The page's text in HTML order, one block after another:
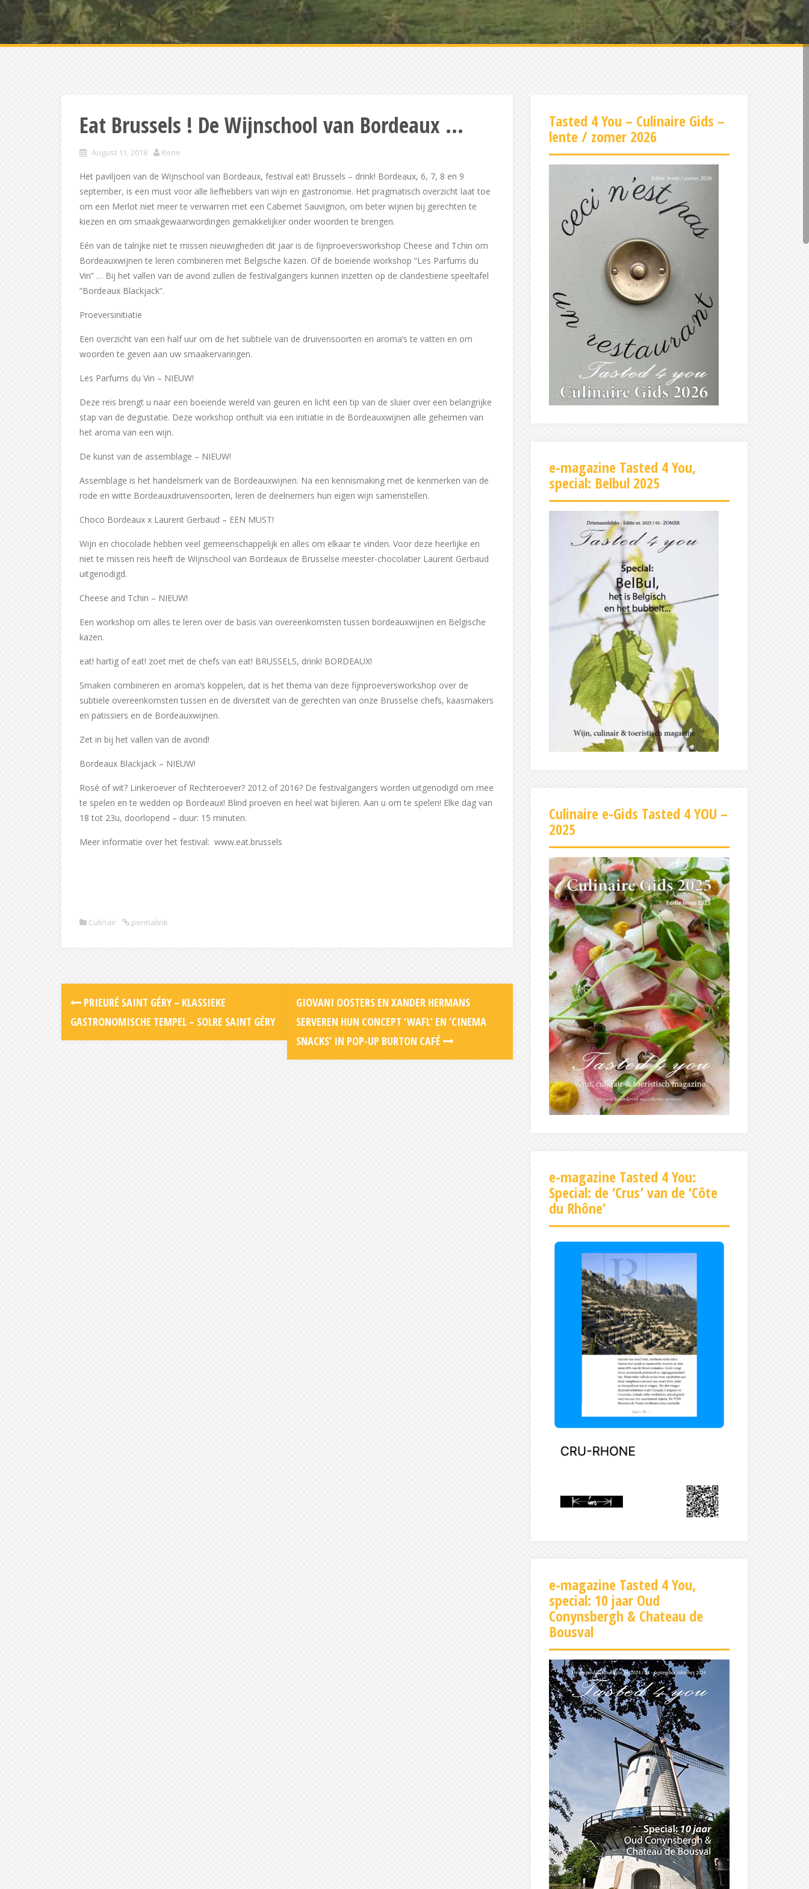
Eat Brussels ! De Wijnschool van Bordeaux …
August 11, 2018 Rene
Het paviljoen van de Wijnschool van Bordeaux, festival eat! Brussels – drink! Bordeaux, 6, 7, 8 en 9
september, is een must voor alle liefhebbers van wijn en gastronomie. Het pragmatisch overzicht laat toe
om een Merlot niet meer te verwarren met een Cabernet Sauvignon, om beter wijnen bij gerechten te
kiezen en om smaakgewaarwordingen gemakkelijker onder woorden te brengen.
Eén van de talrijke niet te missen nieuwigheden dit jaar is de fijnproeversworkshop Cheese and Tchin om
Bordeauxwijnen te leren combineren met Belgische kazen. Of de boeiende workshop “Les Parfums du
Vin” … Bij het vallen van de avond zullen de festivalgangers kunnen inzetten op de clandestiene speeltafel
“Bordeaux Blackjack”.
Proeversinitiatie
Een overzicht van een half uur om de het subtiele van de druivensoorten en aroma’s te vatten en om
woorden te geven aan uw smaakervaringen.
Les Parfums du Vin – NIEUW!
Deze reis brengt u naar een boeiende wereld van geuren en licht een tip van de sluier over een belangrijke
stap van de degustatie. Deze workshop onthult via een initiatie in de Bordeauxwijnen alle geheimen van
het aroma van een wijn.
De kunst van de assemblage – NIEUW!
Assemblage is het handelsmerk van de Bordeauxwijnen. Na een kennismaking met de kenmerken van de
rode en witte Bordeauxdruivensoorten, leren de deelnemers hun eigen wijn samenstellen.
Choco Bordeaux x Laurent Gerbaud – EEN MUST!
Wijn en chocolade hebben veel gemeenschappelijk en alles om elkaar te vinden. Voor deze heerlijke en
niet te missen reis heeft de Wijnschool van Bordeaux de Brusselse meester-chocolatier Laurent Gerbaud
uitgenodigd.
Cheese and Tchin – NIEUW!
Een workshop om alles te leren over de basis van overeenkomsten tussen bordeauxwijnen en Belgische
kazen.
eat! hartig of eat! zoet met de chefs van eat! BRUSSELS, drink! BORDEAUX!
Smaken combineren en aroma’s koppelen, dat is het thema van deze fijnproeversworkshop over de
subtiele overeenkomsten tussen en de diversiteit van de gerechten van onze Brusselse chefs, kaasmakers
en patissiers en de Bordeauxwijnen.
Zet in bij het vallen van de avond!
Bordeaux Blackjack – NIEUW!
Rosé of wit? Linkeroever of Rechteroever? 2012 of 2016? De festivalgangers worden uitgenodigd om mee
te spelen en te wedden op Bordeaux! Blind proeven en heel wat bijleren. Aan u om te spelen! Elke dag van
18 tot 23u, doorlopend – duur: 15 minuten.
Meer informatie over het festival: www.eat.brussels
Culinair permalink
Post
navigation
PRIEURÉ SAINT GÉRY – KLASSIEKE
GASTRONOMISCHE TEMPEL – SOLRE SAINT GÉRY
GIOVANI OOSTERS EN XANDER HERMANS
SERVEREN HUN CONCEPT ‘WAFL’ EN ‘CINEMA
SNACKS’ IN POP-UP BURTON CAFÉ
Tasted 4 You – Culinaire Gids –
lente / zomer 2026
e-magazine Tasted 4 You,
special: Belbul 2025
Culinaire e-Gids Tasted 4 YOU –
2025
e-magazine Tasted 4 You:
Special: de ‘Crus’ van de ‘Côte
du Rhône’
e-magazine Tasted 4 You,
special: 10 jaar Oud
Conynsbergh & Chateau de
Bousval